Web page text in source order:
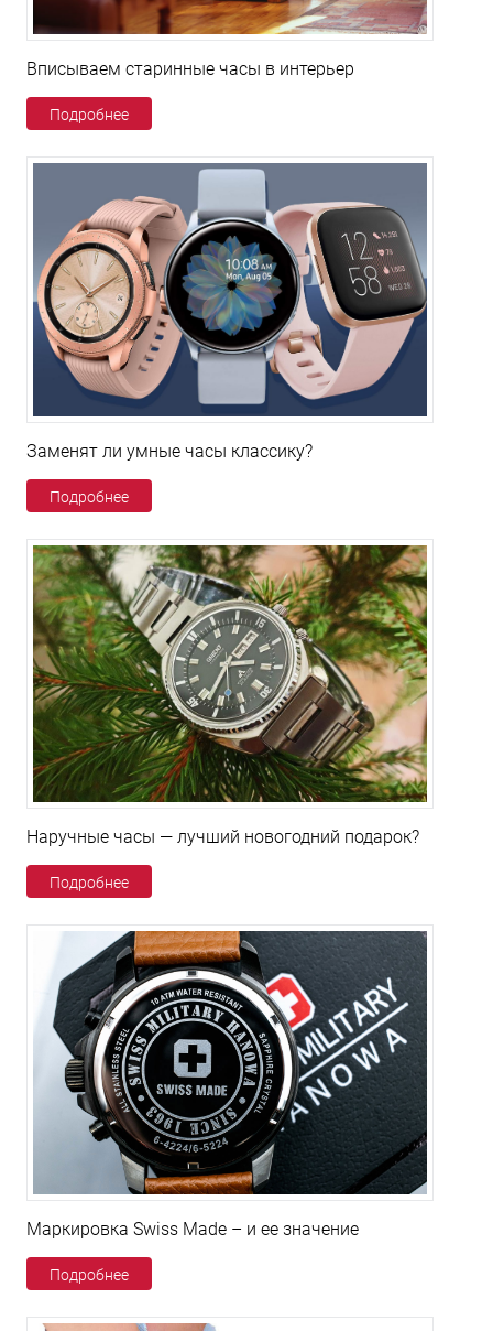
Вписываем старинные часы в интерьер
Подробнее
Заменят ли умные часы классику?
Подробнее
Наручные часы — лучший новогодний подарок?
Подробнее
Маркировка Swiss Made – и ее значение
Подробнее